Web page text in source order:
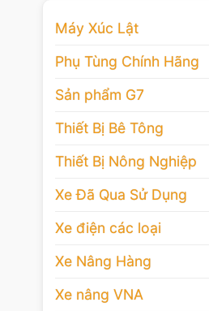
Máy Xúc Lật
Phụ Tùng Chính Hãng
Sản phẩm G7
Thiết Bị Bê Tông
Thiết Bị Nông Nghiệp
Xe Đã Qua Sử Dụng
Xe điện các loại
Xe Nâng Hàng
Xe nâng VNA